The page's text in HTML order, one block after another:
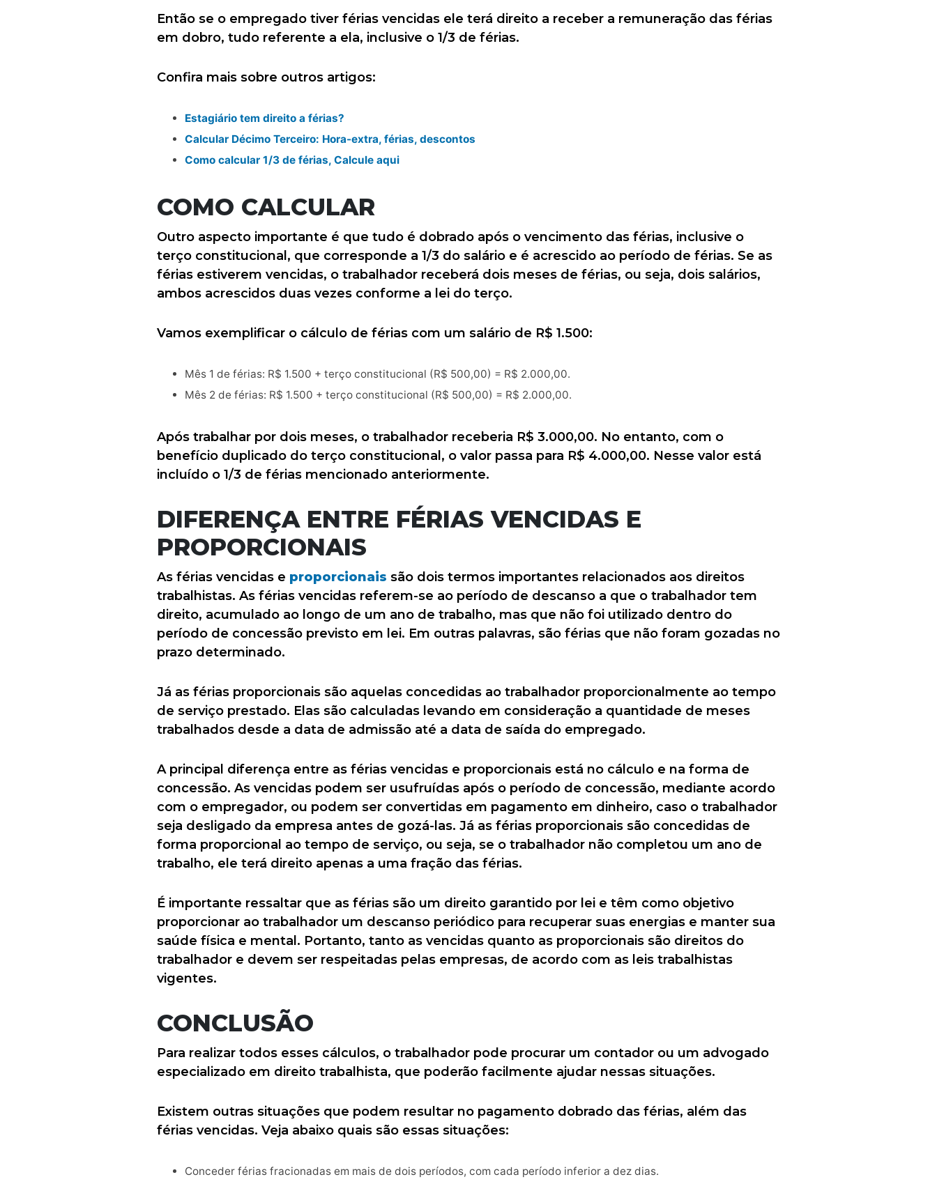
Então se o empregado tiver férias vencidas ele terá direito a receber a remuneração das férias
em dobro, tudo referente a ela, inclusive o 1/3 de férias.
Confira mais sobre outros artigos:
Estagiário tem direito a férias?
Calcular Décimo Terceiro: Hora-extra, férias, descontos
Como calcular 1/3 de férias, Calcule aqui
COMO CALCULAR
Outro aspecto importante é que tudo é dobrado após o vencimento das férias, inclusive o
terço constitucional, que corresponde a 1/3 do salário e é acrescido ao período de férias. Se as
férias estiverem vencidas, o trabalhador receberá dois meses de férias, ou seja, dois salários,
ambos acrescidos duas vezes conforme a lei do terço.
Vamos exemplificar o cálculo de férias com um salário de R$ 1.500:
Mês 1 de férias: R$ 1.500 + terço constitucional (R$ 500,00) = R$ 2.000,00.
Mês 2 de férias: R$ 1.500 + terço constitucional (R$ 500,00) = R$ 2.000,00.
Após trabalhar por dois meses, o trabalhador receberia R$ 3.000,00. No entanto, com o
benefício duplicado do terço constitucional, o valor passa para R$ 4.000,00. Nesse valor está
incluído o 1/3 de férias mencionado anteriormente.
DIFERENÇA ENTRE FÉRIAS VENCIDAS E
PROPORCIONAIS
As férias vencidas e proporcionais são dois termos importantes relacionados aos direitos
trabalhistas. As férias vencidas referem-se ao período de descanso a que o trabalhador tem
direito, acumulado ao longo de um ano de trabalho, mas que não foi utilizado dentro do
período de concessão previsto em lei. Em outras palavras, são férias que não foram gozadas no
prazo determinado.
Já as férias proporcionais são aquelas concedidas ao trabalhador proporcionalmente ao tempo
de serviço prestado. Elas são calculadas levando em consideração a quantidade de meses
trabalhados desde a data de admissão até a data de saída do empregado.
A principal diferença entre as férias vencidas e proporcionais está no cálculo e na forma de
concessão. As vencidas podem ser usufruídas após o período de concessão, mediante acordo
com o empregador, ou podem ser convertidas em pagamento em dinheiro, caso o trabalhador
seja desligado da empresa antes de gozá-las. Já as férias proporcionais são concedidas de
forma proporcional ao tempo de serviço, ou seja, se o trabalhador não completou um ano de
trabalho, ele terá direito apenas a uma fração das férias.
É importante ressaltar que as férias são um direito garantido por lei e têm como objetivo
proporcionar ao trabalhador um descanso periódico para recuperar suas energias e manter sua
saúde física e mental. Portanto, tanto as vencidas quanto as proporcionais são direitos do
trabalhador e devem ser respeitadas pelas empresas, de acordo com as leis trabalhistas
vigentes.
CONCLUSÃO
Para realizar todos esses cálculos, o trabalhador pode procurar um contador ou um advogado
especializado em direito trabalhista, que poderão facilmente ajudar nessas situações.
Existem outras situações que podem resultar no pagamento dobrado das férias, além das
férias vencidas. Veja abaixo quais são essas situações:
Conceder férias fracionadas em mais de dois períodos, com cada período inferior a dez dias.